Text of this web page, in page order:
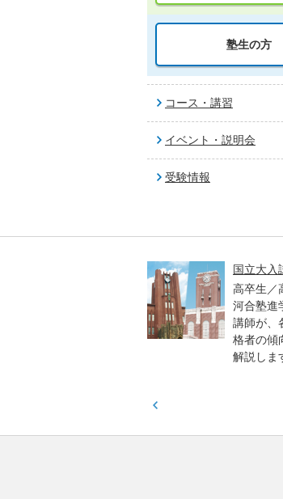
塾生の方
コース・講習
イベント・説明会
受験情報
国立大入
高卒生／
河合塾進
講師が、
格者の傾
解説しま